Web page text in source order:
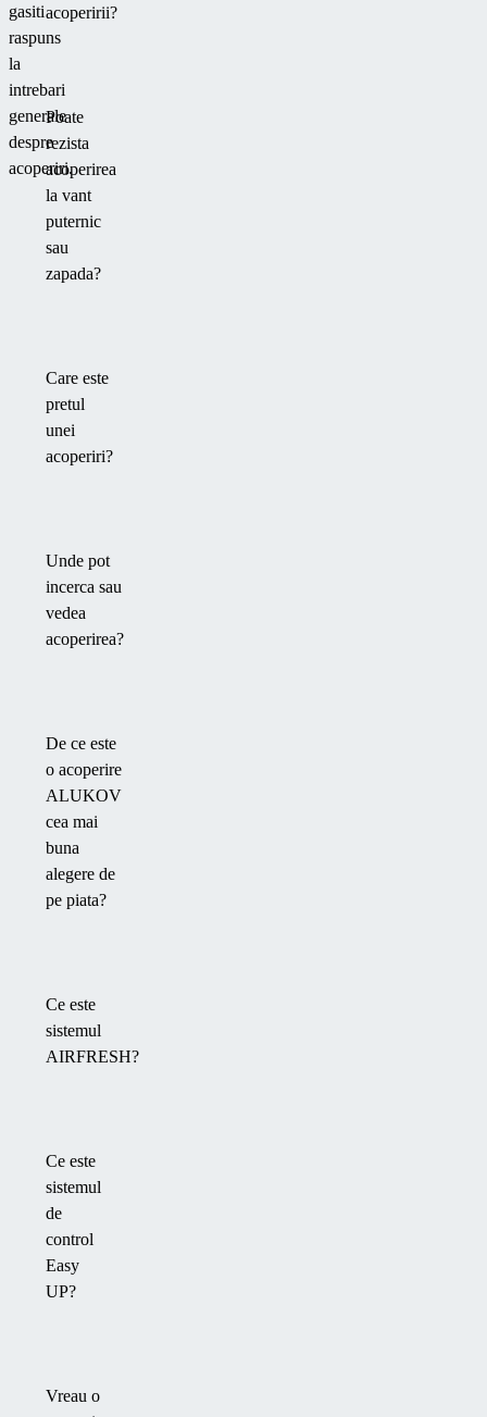
gasiti
raspuns
la
intrebari
generale
despre
acoperiri.
acoperirii?
Poate
rezista
acoperirea
la vant
puternic
sau
zapada?
Care este
pretul
unei
acoperiri?
Unde pot
incerca sau
vedea
acoperirea?
De ce este
o acoperire
ALUKOV
cea mai
buna
alegere de
pe piata?
Ce este
sistemul
AIRFRESH?
Ce este
sistemul
de
control
Easy
UP?
Vreau o